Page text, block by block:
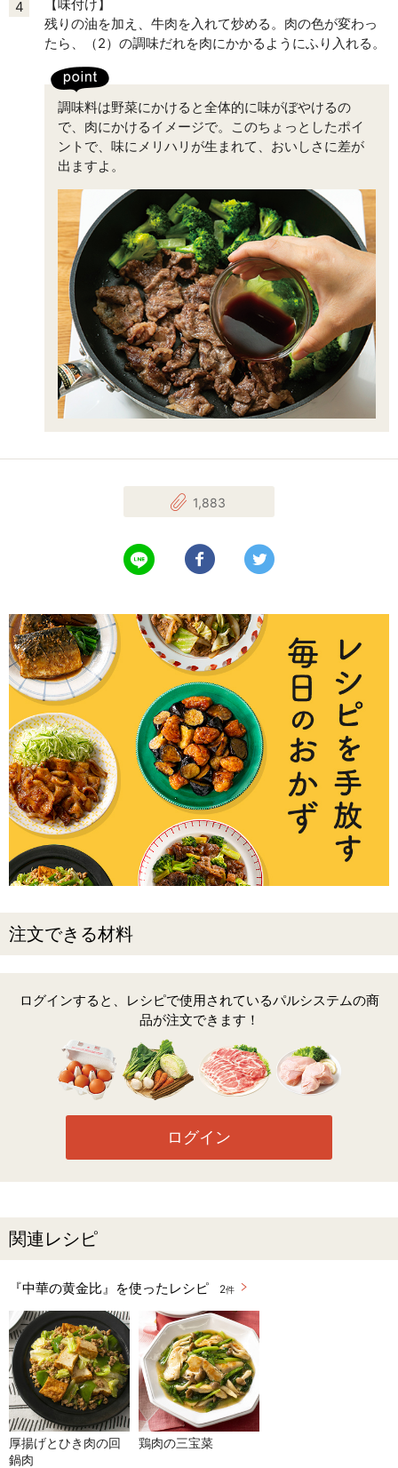
4
【味付け】
残りの油を加え、牛肉を入れて炒める。肉の色が変わっ
たら、（2）の調味だれを肉にかかるようにふり入れる。
調味料は野菜にかけると全体的に味がぼやけるの
で、肉にかけるイメージで。このちょっとしたポイ
ントで、味にメリハリが生まれて、おいしさに差が
出ますよ。
1,883
LINEで送る Facebookでシェアする
注文できる材料
ログインすると、レシピで使用されているパルシステムの商
品が注文できます！
ログイン
関連レシピ
『中華の黄金比』を使ったレシピ 2件
厚揚げとひき肉の回
鍋肉
鶏肉の三宝菜